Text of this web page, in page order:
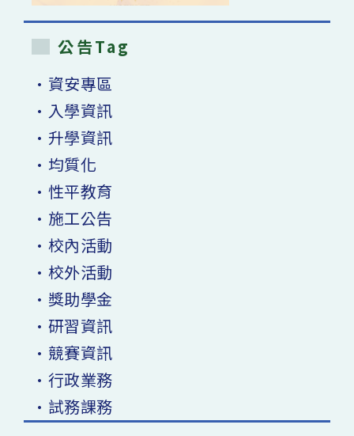
公告Tag
•資安專區
•入學資訊
•升學資訊
•均質化
•性平教育
•施工公告
•校內活動
•校外活動
•獎助學金
•研習資訊
•競賽資訊
•行政業務
•試務課務